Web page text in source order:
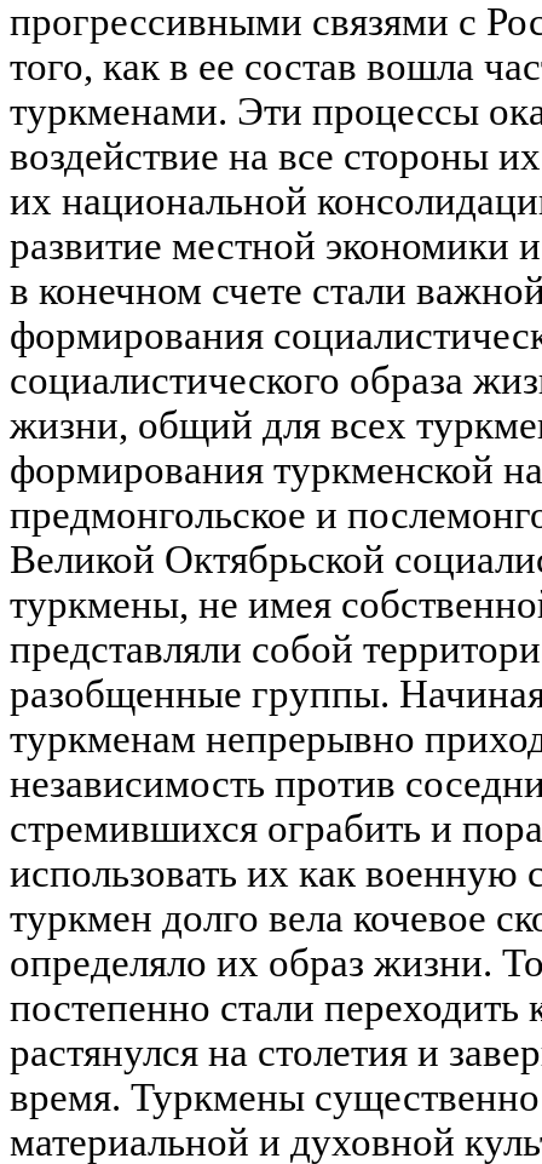
прогрессивными связями с
того, как в ее состав вошла
туркменами. Эти процессы
воздействие на все стороны
их национальной
развитие местной экономики
в конечном счете стали
формирования
социалистического образа
жизни, общий для всех
формирования туркменской
предмонгольское и
Великой Октябрьской
туркмены, не имея
представляли собой
разобщенные группы.
туркменам непрерывно
независимость против
стремившихся ограбить и
использовать их как военную
туркмен долго вела кочевое
определяло их образ жизни.
постепенно стали переходить
растянулся на столетия и
время. Туркмены
материальной и духовной